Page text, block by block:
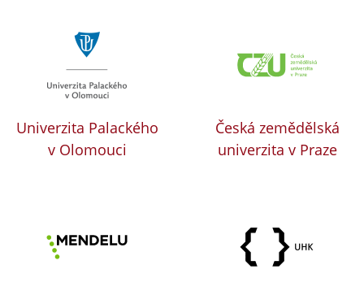
Univerzita Palackého
v Olomouci
Česká zemědělská
univerzita v Praze